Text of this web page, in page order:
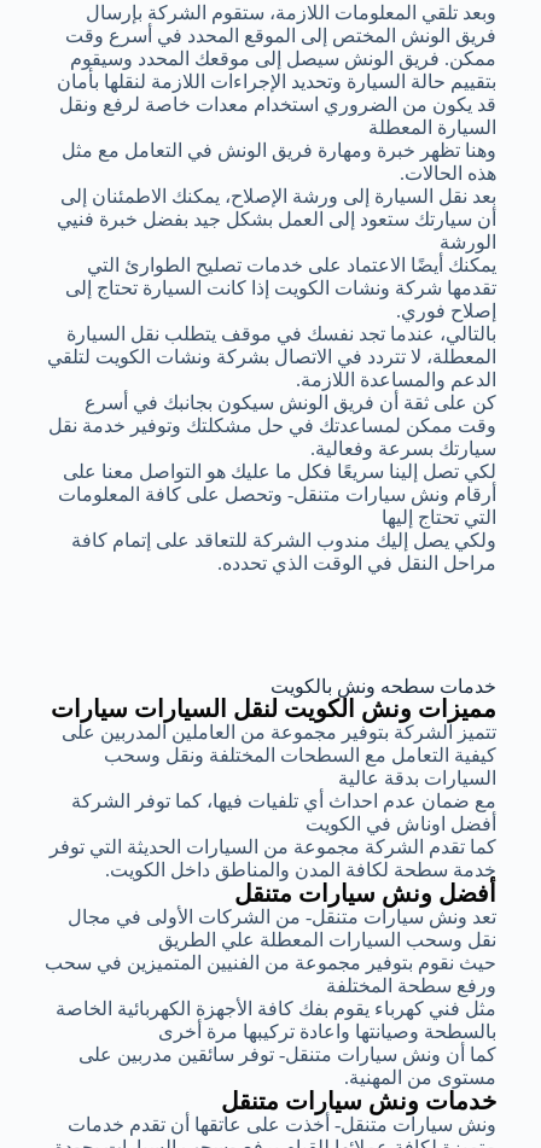
وبعد تلقي المعلومات اللازمة، ستقوم الشركة بإرسال
فريق الونش المختص إلى الموقع المحدد في أسرع وقت
ممكن. فريق الونش سيصل إلى موقعك المحدد وسيقوم
بتقييم حالة السيارة وتحديد الإجراءات اللازمة لنقلها بأمان
قد يكون من الضروري استخدام معدات خاصة لرفع ونقل
السيارة المعطلة
وهنا تظهر خبرة ومهارة فريق الونش في التعامل مع مثل
هذه الحالات.
بعد نقل السيارة إلى ورشة الإصلاح، يمكنك الاطمئنان إلى
أن سيارتك ستعود إلى العمل بشكل جيد بفضل خبرة فنيي
الورشة
يمكنك أيضًا الاعتماد على خدمات تصليح الطوارئ التي
تقدمها شركة ونشات الكويت إذا كانت السيارة تحتاج إلى
إصلاح فوري.
بالتالي، عندما تجد نفسك في موقف يتطلب نقل السيارة
المعطلة، لا تتردد في الاتصال بشركة ونشات الكويت لتلقي
الدعم والمساعدة اللازمة.
كن على ثقة أن فريق الونش سيكون بجانبك في أسرع
وقت ممكن لمساعدتك في حل مشكلتك وتوفير خدمة نقل
سيارتك بسرعة وفعالية.
لكي تصل إلينا سريعًا فكل ما عليك هو التواصل معنا على
أرقام ونش سيارات متنقل- وتحصل على كافة المعلومات
التي تحتاج إليها
ولكي يصل إليك مندوب الشركة للتعاقد على إتمام كافة
مراحل النقل في الوقت الذي تحدده.
خدمات سطحه ونش بالكويت
مميزات ونش الكويت لنقل السيارات سيارات
تتميز الشركة بتوفير مجموعة من العاملين المدربين على
كيفية التعامل مع السطحات المختلفة ونقل وسحب
السيارات بدقة عالية
مع ضمان عدم احداث أي تلفيات فيها، كما توفر الشركة
أفضل اوناش في الكويت
كما تقدم الشركة مجموعة من السيارات الحديثة التي توفر
خدمة سطحة لكافة المدن والمناطق داخل الكويت.
أفضل ونش سيارات متنقل
تعد ونش سيارات متنقل- من الشركات الأولى في مجال
نقل وسحب السيارات المعطلة علي الطريق
حيث نقوم بتوفير مجموعة من الفنيين المتميزين في سحب
ورفع سطحة المختلفة
مثل فني كهرباء يقوم بفك كافة الأجهزة الكهربائية الخاصة
بالسطحة وصيانتها واعادة تركيبها مرة أخرى
كما أن ونش سيارات متنقل- توفر سائقين مدربين على
مستوى من المهنية.
خدمات ونش سيارات متنقل
ونش سيارات متنقل- أخذت على عاتقها أن تقدم خدمات